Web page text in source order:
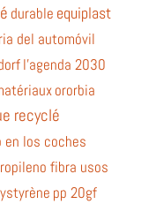
durable equiplast
del automóvil
l'agenda 2030
ororbia
recyclé
los coches
fibra usos
pp 20gf